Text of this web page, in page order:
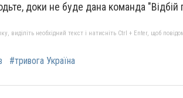
доки не буде дана команда "Відбій
виділіть необхідний текст і натисніть Ctrl + Enter, щоб
#тривога Україна